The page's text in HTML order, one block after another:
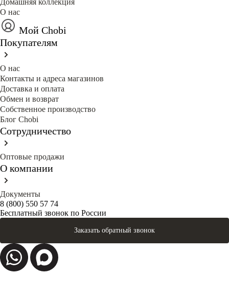
Домашняя коллекция
О нас
Мой Chobi
Покупателям
О нас
Контакты и адреса магазинов
Доставка и оплата
Обмен и возврат
Собственное производство
Блог Сhobi
Сотрудничество
Оптовые продажи
О компании
Документы
8 (800) 550 57 74
Бесплатный звонок по России
Заказать обратный звонок